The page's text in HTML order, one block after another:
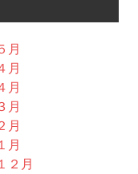
月
月
月
月
月
月
２月